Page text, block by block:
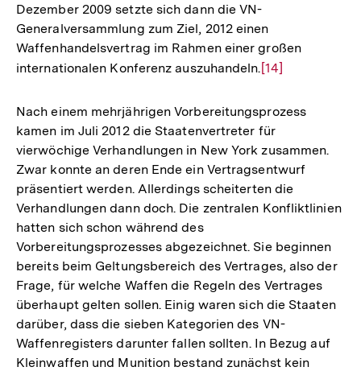
Dezember 2009 setzte sich dann die VN-
Generalversammlung zum Ziel, 2012 einen
Waffenhandelsvertrag im Rahmen einer großen
internationalen Konferenz auszuhandeln. Zur
der
Fußnote
[14]
Nach einem mehrjährigen Vorbereitungsprozess
kamen im Juli 2012 die Staatenvertreter für
vierwöchige Verhandlungen in New York zusammen.
Zwar konnte an deren Ende ein Vertragsentwurf
präsentiert werden. Allerdings scheiterten die
Verhandlungen dann doch. Die zentralen Konfliktlinien
hatten sich schon während des
Vorbereitungsprozesses abgezeichnet. Sie beginnen
bereits beim Geltungsbereich des Vertrages, also der
Frage, für welche Waffen die Regeln des Vertrages
überhaupt gelten sollen. Einig waren sich die Staaten
darüber, dass die sieben Kategorien des VN-
Waffenregisters darunter fallen sollten. In Bezug auf
Kleinwaffen und Munition bestand zunächst kein